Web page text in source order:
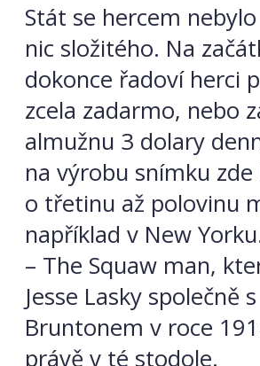
Stát se hercem
nic složitého. Na
dokonce řadoví herci
zcela zadarmo, nebo
almužnu 3 dolary
na výrobu snímku zde
o třetinu až polovinu
například v New
– The Squaw man,
Jesse Lasky společně
Bruntonem v roce
právě v té stodole.